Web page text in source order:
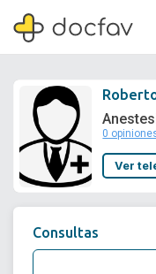
0
Ver
Consultas